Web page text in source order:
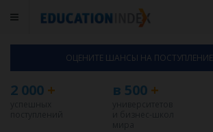
ОЦЕНИТЕ ШАНСЫ НА ПОСТУПЛЕНИЕ
2 000 + в 500 +